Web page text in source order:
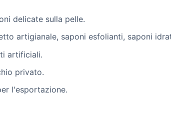
delicate sulla pelle.
artigianale, saponi esfolianti, saponi
artificiali.
privato.
l'esportazione.